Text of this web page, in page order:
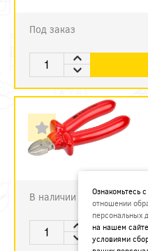
Под заказ
В наличии Ознакомьтесь
отношении
персональных
на нашем
условиями